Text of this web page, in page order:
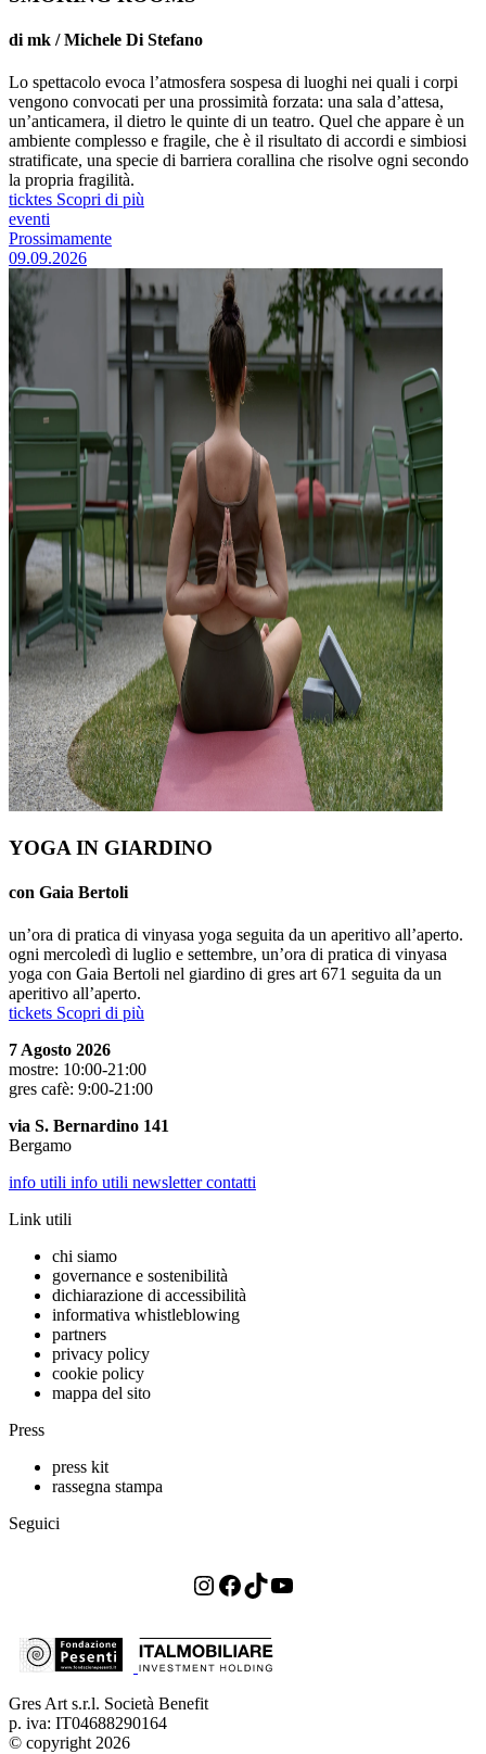
di mk / Michele Di Stefano
Lo spettacolo evoca l’atmosfera sospesa di luoghi nei quali i corpi
vengono convocati per una prossimità forzata: una sala d’attesa,
un’anticamera, il dietro le quinte di un teatro. Quel che appare è un
ambiente complesso e fragile, che è il risultato di accordi e simbiosi
stratificate, una specie di barriera corallina che risolve ogni secondo
la propria fragilità.
ticktes Scopri di più
eventi
Prossimamente
09.09.2026
YOGA IN GIARDINO
con Gaia Bertoli
un’ora di pratica di vinyasa yoga seguita da un aperitivo all’aperto.
ogni mercoledì di luglio e settembre, un’ora di pratica di vinyasa
yoga con Gaia Bertoli nel giardino di gres art 671 seguita da un
aperitivo all’aperto.
tickets Scopri di più
7 Agosto 2026
mostre: 10:00-21:00
gres cafè: 9:00-21:00
via S. Bernardino 141
Bergamo
info utili info utili newslettercontatti
Link utili
chi siamo
governance e sostenibilità
dichiarazione di accessibilità
informativa whistleblowing
partners
privacy policy
cookie policy
mappa del sito
Press
press kit
rassegna stampa
Seguici
Instagram
Facebook
TikTok
YouTube
Gres Art s.r.l. Società Benefit
p. iva: IT04688290164
© copyright 2026